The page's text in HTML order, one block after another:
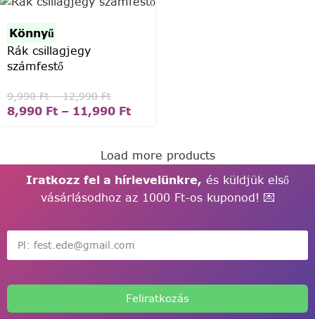
Könnyű
Rák csillagjegy
számfestő
9,990Ft – 12,990Ft
8,990 Ft – 11,990 Ft
Load more products
Iratkozz fel a hírlevelünkre, és küldjük első
vásárlásodhoz az 1000 Ft-os kuponod! 💌
Feliratkozás